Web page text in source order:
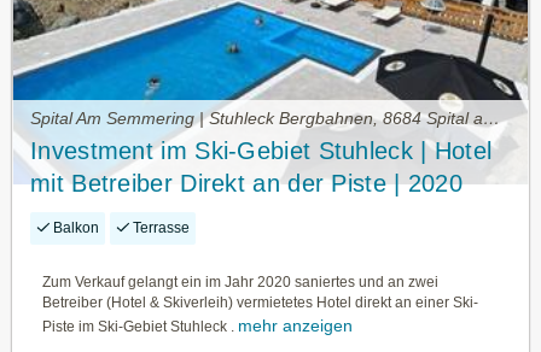
Spital Am Semmering | Stuhleck Bergbahnen, 8684 Spital am Semmering • Gewerbeimmobilie kaufen
Investment im Ski-Gebiet Stuhleck | Hotel
mit Betreiber Direkt an der Piste | 2020
Generalsaniert | 16 Gästezimmer (Studie
mit Sonnenterrasse | Outdoor-Pool
Balkon Terrasse
Zum Verkauf gelangt ein im Jahr 2020 saniertes und an zwei
Betreiber (Hotel & Skiverleih) vermietetes Hotel direkt an einer Ski-
Piste im Ski-Gebiet Stuhleck . mehr anzeigen